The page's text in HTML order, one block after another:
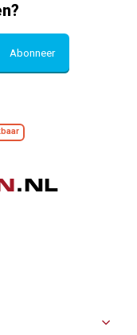
Abonneer